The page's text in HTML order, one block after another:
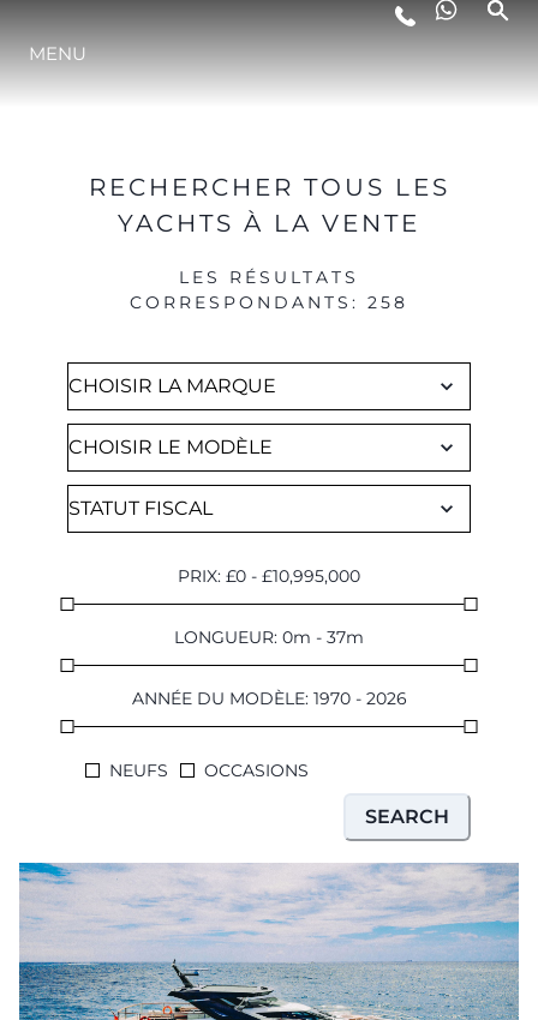
STYLE DE VIE
L'INNOVATION
LA SOCIÉTÉ
NOTRE HÉRITAGE
ESTIMEZ VOTRE BATEAU
MENU
RECHERCHER TOUS LES
YACHTS À LA VENTE
LES RÉSULTATS
CORRESPONDANTS : 258
PRIX: £0 - £10,995,000
LONGUEUR: 0m - 37m
ANNÉE DU MODÈLE: 1970- 2026
NEUFS OCCASIONS
SEARCH